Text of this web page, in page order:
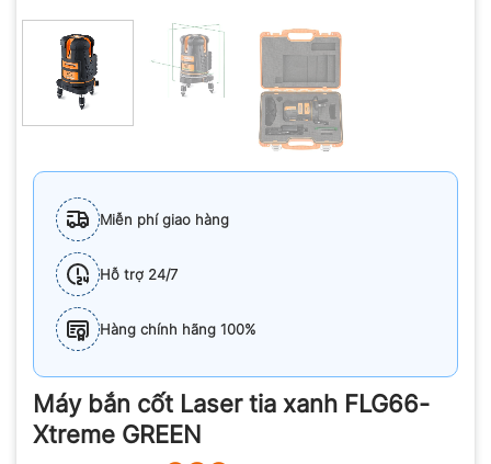
Miễn phí giao hàng
Hỗ trợ 24/7
Hàng chính hãng 100%
Máy bắn cốt Laser tia xanh FLG66-
Xtreme GREEN